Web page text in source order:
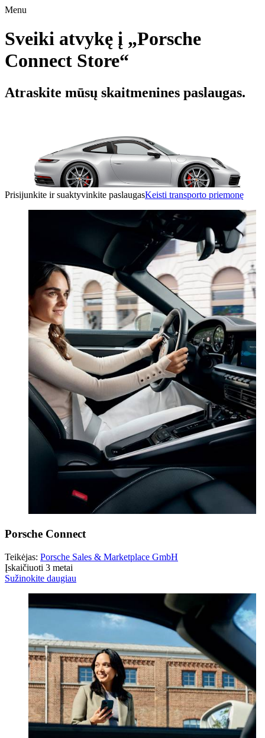
Menu
Sveiki atvykę į „Porsche
Connect Store“
Atraskite mūsų skaitmenines paslaugas.
Prisijunkite ir suaktyvinkite paslaugasKeisti transporto priemonę
Porsche Connect
Teikėjas: Porsche Sales & Marketplace GmbH
Įskaičiuoti 3 metai
Sužinokite daugiau